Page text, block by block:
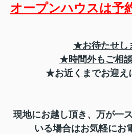
オープンハウスは予
★お待たせし
★時間外もご相
★お近くまでお迎え
現地にお越し頂き、 万が一
いる場合はお気軽にお